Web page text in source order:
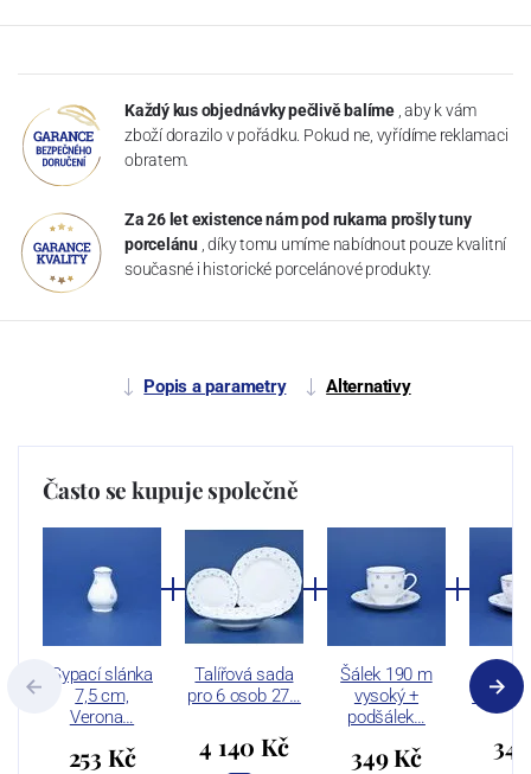
Každý kus objednávky pečlivě balíme , aby k vám
zboží dorazilo v pořádku. Pokud ne, vyřídíme reklamaci
obratem.
Za 26 let existence nám pod rukama prošly tuny
porcelánu , díky tomu umíme nabídnout pouze kvalitní
současné i historické porcelánové produkty.
Popis a parametry Alternativy
Často se kupuje společně
Sypací slánka
7,5 cm,
Verona…
253 Kč
Talířová sada
pro 6 osob 27…
4 140 Kč
Šálek 190 m
vysoký +
podšálek…
349 Kč
čajový